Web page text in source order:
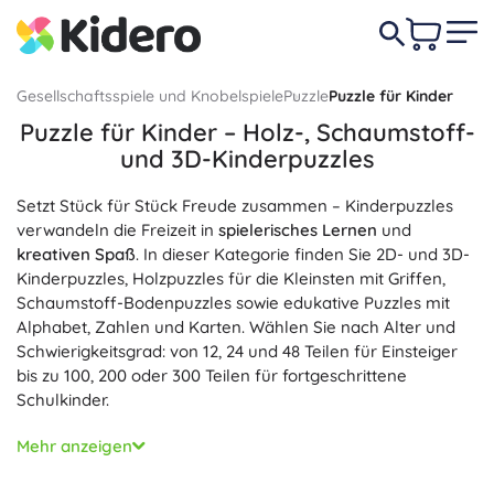
Gesellschaftsspiele und KnobelspielePuzzlePuzzle für Kinder
Puzzle für Kinder – Holz-, Schaumstoff-
und 3D-Kinderpuzzles
Setzt Stück für Stück Freude zusammen – Kinderpuzzles
verwandeln die Freizeit in spielerisches Lernen und
kreativen Spaß. In dieser Kategorie finden Sie 2D- und 3D-
Kinderpuzzles, Holzpuzzles für die Kleinsten mit Griffen,
Schaumstoff-Bodenpuzzles sowie edukative Puzzles mit
Alphabet, Zahlen und Karten. Wählen Sie nach Alter und
Schwierigkeitsgrad: von 12, 24 und 48 Teilen für Einsteiger
bis zu 100, 200 oder 300 Teilen für fortgeschrittene
Schulkinder.
Kinderpuzzles fördern auf natürliche Weise die
Feinmotorik, logisches Denken, Konzentration und Geduld
Mehr anzeigen